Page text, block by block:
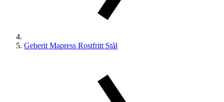
Geberit Mapress Rostfritt Stål